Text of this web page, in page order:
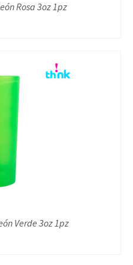
Rosa 3oz 1pz
Verde 3oz 1pz